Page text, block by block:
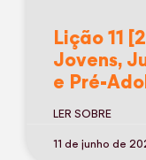
Lição 11
Jovens,
e Pré-
LER SOBRE
11 de junho de